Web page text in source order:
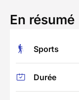
En résumé
Sports
Durée